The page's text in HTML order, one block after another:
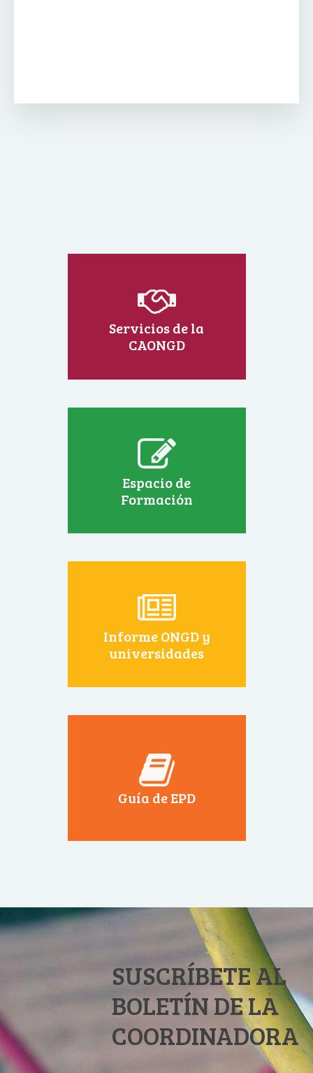
Servicios de la
CAONGD
Espacio de
Formación
Informe ONGD y
universidades
Guía de EPD
SUSCRÍBETE AL
BOLETÍN DE LA
COORDINADORA